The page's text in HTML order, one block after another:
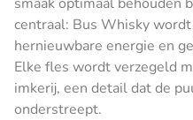
centraal: Bus Whisky
hernieuwbare energie en
Elke fles wordt verzegeld
imkerij, een detail dat de
onderstreept.